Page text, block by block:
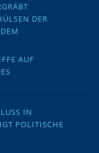
DER
AUF
IN
POLITISCHE